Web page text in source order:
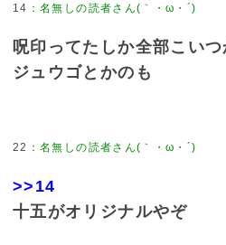
14
呪印ってたしか全部こい
ジュウゴとかのも
22
>>14
十五がオリジナルやぞ